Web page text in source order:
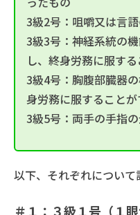
3級2号：咀嚼又は言
3級3号：神経系統の
し、終身労務に服す
3級4号：胸腹部臓器
身労務に服すること
3級5号：両手の手指
以下、それぞれについて
＃１：３級１号（１